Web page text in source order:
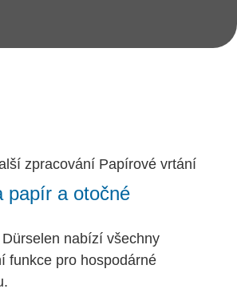
papír a otočné
nabízí všechny
funkce pro hospodárné